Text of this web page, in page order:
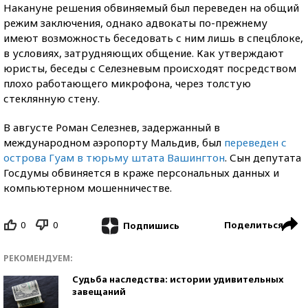
Накануне решения обвиняемый был переведен на общий
режим заключения, однако адвокаты по-прежнему
имеют возможность беседовать с ним лишь в спецблоке,
в условиях, затрудняющих общение. Как утверждают
юристы, беседы с Селезневым происходят посредством
плохо работающего микрофона, через толстую
стеклянную стену.
В августе Роман Селезнев, задержанный в
международном аэропорту Мальдив, был переведен с
острова Гуам в тюрьму штата Вашингтон. Сын депутата
Госдумы обвиняется в краже персональных данных и
компьютерном мошенничестве.
0 0 Подпишись Поделиться
РЕКОМЕНДУЕМ:
Судьба наследства: истории удивительных
завещаний